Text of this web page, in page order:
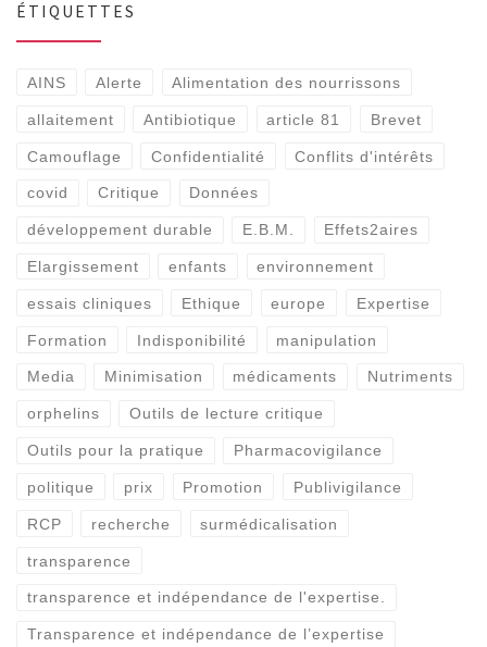
ÉTIQUETTES
AINS Alerte Alimentation des nourrissons
allaitement Antibiotique article 81 Brevet
Camouflage Confidentialité Conflits d'intérêts
covid Critique Données
développement durable E.B.M. Effets2aires
Elargissement enfants environnement
essais cliniques Ethique europe Expertise
Formation Indisponibilité manipulation
Media Minimisation médicaments Nutriments
orphelins Outils de lecture critique
Outils pour la pratique Pharmacovigilance
politique prix Promotion Publivigilance
RCP recherche surmédicalisation
transparence
transparence et indépendance de l'expertise.
Transparence et indépendance de l’expertise